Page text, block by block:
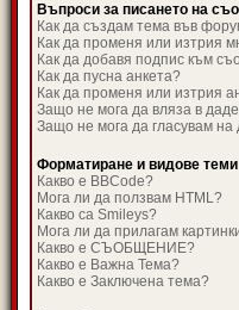
Въпроси за писането на
Как да създам тема във
Как да променя или изтрия
Как да добавя подпис към
Как да пусна анкета?
Как да променя или изтрия
Защо не мога да вляза в
Защо не мога да гласувам на
Форматиране и видове теми
Какво е BBCode?
Мога ли да ползвам HTML?
Какво са Smileys?
Мога ли да прилагам
Какво е СЪОБЩЕНИЕ?
Какво е Важна Тема?
Какво е Заключена тема?